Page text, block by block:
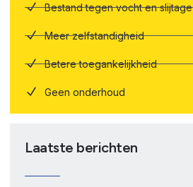
Bestand tegen vocht en slijtage
Meer zelfstandigheid
Betere toegankelijkheid
Geen onderhoud
Laatste berichten